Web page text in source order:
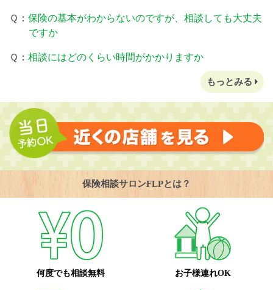
Ｑ： 保険の基本がわからないのですが、相談しても大丈夫
ですか
Ｑ： 相談にはどのくらい時間がかかりますか
もっとみる
保険相談サロンFLPとは？
何度でも相談無料 お子様連れOK